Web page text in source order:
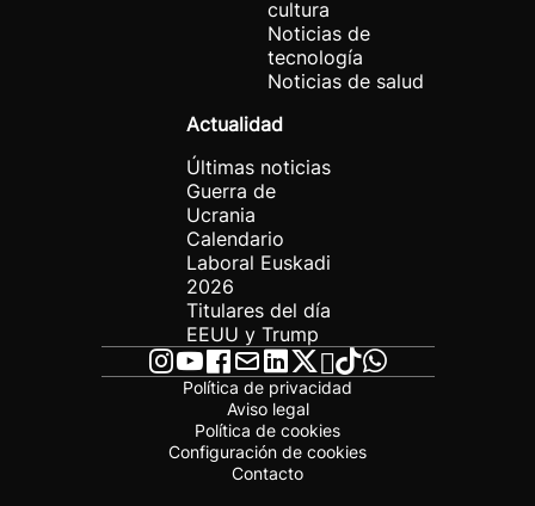
cultura
Noticias de
tecnología
Noticias de salud
Actualidad
Últimas noticias
Guerra de
Ucrania
Calendario
Laboral Euskadi
2026
Titulares del día
EEUU y Trump
Política de privacidad
Aviso legal
Política de cookies
Configuración de cookies
Contacto